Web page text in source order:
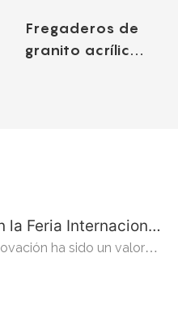
Fregaderos de
granito acrílico
la Feria Internacional
2015
ha sido un valor
de utilizar las
encimeras y